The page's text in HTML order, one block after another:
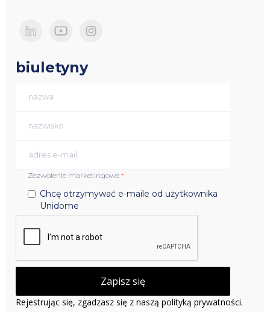
biuletyny
Zezwolenie marketingowe *
Chcę otrzymywać e-maile od użytkownika
Unidome
Rejestrując się, zgadzasz się z naszą polityką prywatności.